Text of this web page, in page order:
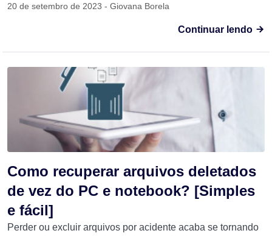
20 de setembro de 2023 - Giovana Borela
Continuar lendo
Como recuperar arquivos deletados
de vez do PC e notebook? [Simples
e fácil]
Perder ou excluir arquivos por acidente acaba se tornando